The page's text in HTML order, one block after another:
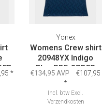
*
Yonex
Womens Crew shirt
20948YX Indigo
Blue PRE-ORDER
€134,95 AVP
€107,95
*
Incl. btw Excl.
Verzendkosten